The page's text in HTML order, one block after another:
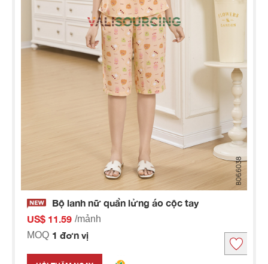
Bộ lanh nữ quần lửng áo cộc tay
US$ 11.59 /mảnh
MOQ 1 đơn vị